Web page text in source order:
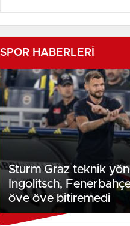
SPOR HABERLERİ
Sturm Graz teknik
Ingolitsch,
öve öve bitiremedi